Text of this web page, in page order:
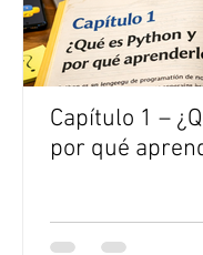
Capítulo 1 –
por qué